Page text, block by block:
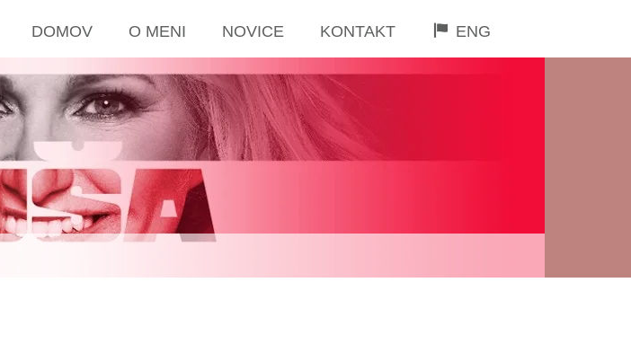
DOMOV O MENI NOVICE KONTAKT ENG